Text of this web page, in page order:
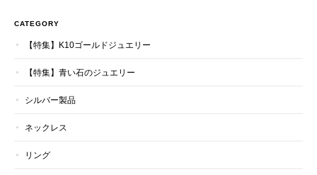
CATEGORY
【特集】K10ゴールドジュエリー
【特集】青い石のジュエリー
シルバー製品
ネックレス
リング